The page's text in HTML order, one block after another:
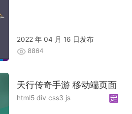
2022 年 04 月 16 日发布
8864
天行传奇手游 移动端页面
html5 div css3 js